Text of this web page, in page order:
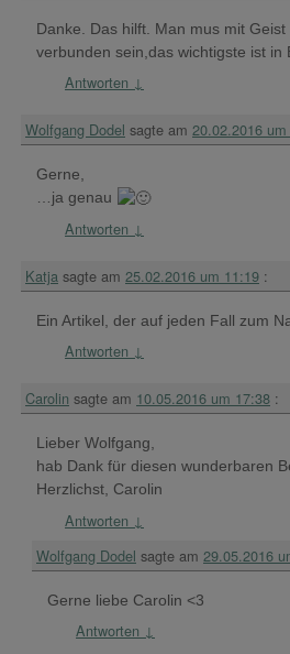
Danke. Das hilft. Man mus mit
verbunden sein,das wichtigste ist in
Antworten ↓
Wolfgang Dodel sagte am 20.02.2016
Gerne,
…ja genau
Antworten ↓
Katja sagte am 25.02.2016 um 11:19 :
Ein Artikel, der auf jeden Fall zum
Antworten ↓
Carolin sagte am 10.05.2016 um 17:38 :
Lieber Wolfgang,
hab Dank für diesen wunderbaren
Herzlichst, Carolin
Antworten ↓
Wolfgang Dodel sagte am 29.05.2016
Gerne liebe Carolin <3
Antworten ↓